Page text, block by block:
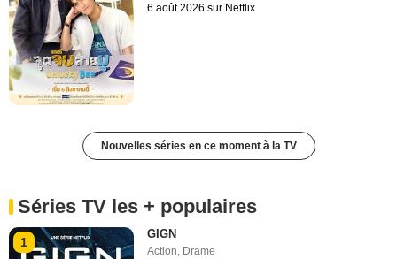
6 août 2026 sur Netflix
Nouvelles séries en ce moment à la TV
Séries TV les + populaires
1
GIGN
Action, Drame